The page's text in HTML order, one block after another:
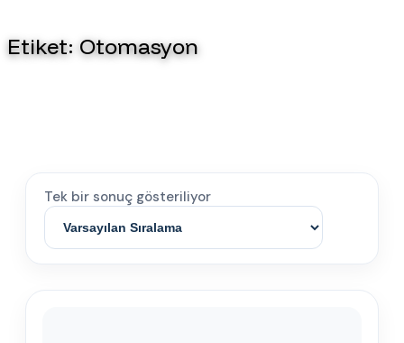
Etiket: Otomasyon
Tek bir sonuç gösteriliyor